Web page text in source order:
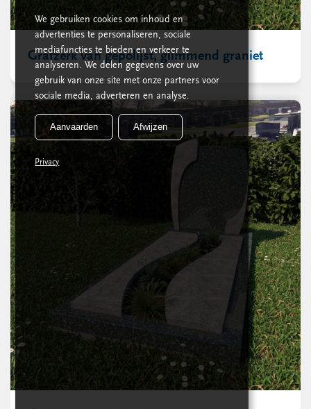
Grafzerk van gepolijst, glimmend graniet
We gebruiken cookies om inhoud en
advertenties te personaliseren, sociale
mediafuncties te bieden en verkeer te
analyseren. We delen gegevens over uw
gebruik van onze site met onze partners voor
sociale media, adverteren en analyse.
Aanvaarden Afwijzen
Privacy